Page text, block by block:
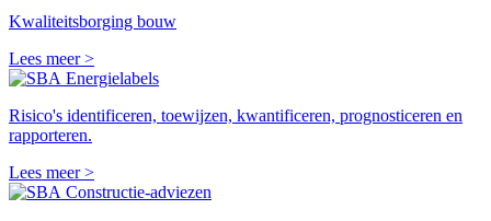
Kwaliteitsborging bouw
Lees meer >
Energielabels
Risico's identificeren, toewijzen, kwantificeren, prognosticeren en
rapporteren.
Lees meer >
Constructie-adviezen